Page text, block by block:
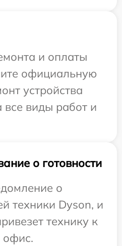
и оплаты
официальную
устройства
виды работ и
о готовности
о
техники Dyson, и
технику к
офис.